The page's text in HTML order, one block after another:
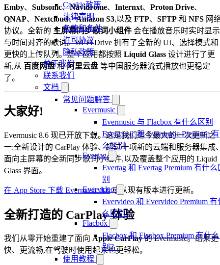
Cookie政策
法律声明
条款和条件
许可协议
隐私政策
关于我们
联系我们
文档
常见问题解答
Evermusic
Evermusic 与 Flacbox 有什么区别
Evermusic 和 Evermusic Premium
么区别
Evertag
Evertag 和 Evertag Premium 有什么
别
Evervideo
Evervideo 和 Evervideo Premium 有
么区别？
Flacbox
Flacbox 和 Flacbox Premium 有什
别？
使用教程
Emby、 Subsonic、Navidrome、 Internxt、 Proton Drive、
QNAP、 Nextcloud、Amazon S3,以及 FTP、 SFTP 和 NFS 网
协议。全新的 主屏幕同步歌词小组件 会在播放音乐时实时显示
与时间对齐的歌词。Wi-Fi Drive 拥有了全新的 UI、选择模式和
更快的上传队列。整个应用都按照 Liquid Glass 设计进行了更
新,从 百度网盘和阿里云盘 等中国服务器流式播放也更稳定
了。
大家好!
Evermusic 8.6 现已开放下载。这是我们迄今最大的一次更新之
一:全新设计的 CarPlay 体验、超过十项新的云端和服务器集成
面向主屏幕的全新同步歌词小组件,以及覆盖整个应用的 Liquid
Glass 界面。
在 App Store 下载 Evermusic 8.6或从现有版本进行更新。
全新打造的 CarPlay 体验
我们从零开始重建了面向 Apple CarPlay的 Evermusic。结果更
快、更流畅,在驾驶时使用起来也更轻松。